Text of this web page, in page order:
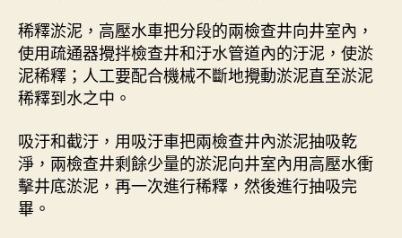
稀釋淤泥，高壓水車把分段的兩檢查井向井室內，
使用疏通器攪拌檢查井和汙水管道內的汙泥，使淤
泥稀釋；人工要配合機械不斷地攪動淤泥直至淤泥
稀釋到水之中。
吸汙和截汙，用吸汙車把兩檢查井內淤泥抽吸乾
淨，兩檢查井剩餘少量的淤泥向井室內用高壓水衝
擊井底淤泥，再一次進行稀釋，然後進行抽吸完
畢。